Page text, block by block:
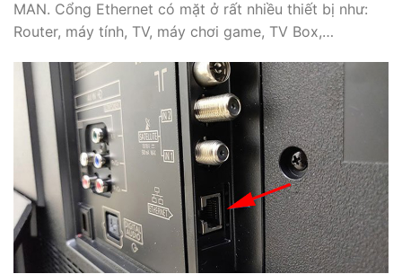
MAN. Cổng Ethernet có mặt ở rất nhiều thiết bị như:
Router, máy tính, TV, máy chơi game, TV Box,…